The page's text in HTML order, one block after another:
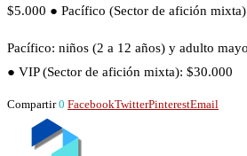
$5.000 ● Pacífico (Sector de afición
Pacífico: niños (2 a 12 años) y adulto
● VIP (Sector de afición mixta): $30.000
Compartir 0 FacebookTwitterPinterestEmail